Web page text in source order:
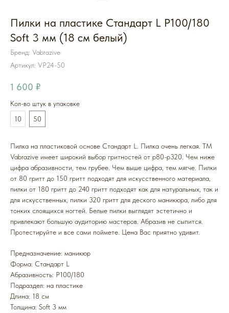
Пилки на пластике Стандарт L P100/180
Soft 3 мм (18 см белый)
Бренд: Vabrazive
Артикул: VP24-50
1 600 ₽
Кол-во штук в упаковке
10
50
Пилка на пластиковой основе Стандарт L. Пилка очень легкая. ТМ
Vabrazive имеет широкий выбор гритностей от p80-p320. Чем ниже
цифра абразивности, тем грубее. Чем выше цифра, тем мягче. Пилки
от 80 гритт до 150 гритт подходят для искусственного материала,
пилки от 180 гритт до 240 гритт подходят как для натуральных, так и
для искусственных, пилки 320 гритт для деского маникюра, либо для
тонких слоящихся ногтей. Белые пилки выглядят эстетично и
привлекают большую аудиторию мастеров. Абразив не сыпится.
Протестируйте и все сами поймете. Цена Вас приятно удивит.
Предназначение: маникюр
Форма: Стандарт L
Абразивность: P100/180
Подраздел: на пластике
Длина: 18 см
Толщина: Soft 3 мм